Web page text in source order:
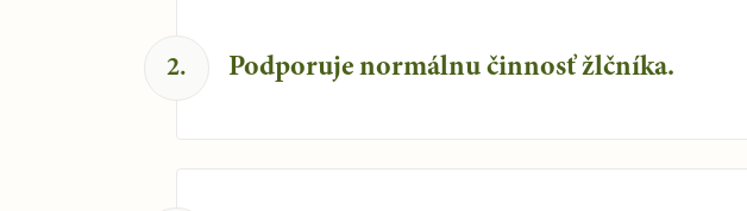
2. Podporuje normálnu činnosť žlčníka.